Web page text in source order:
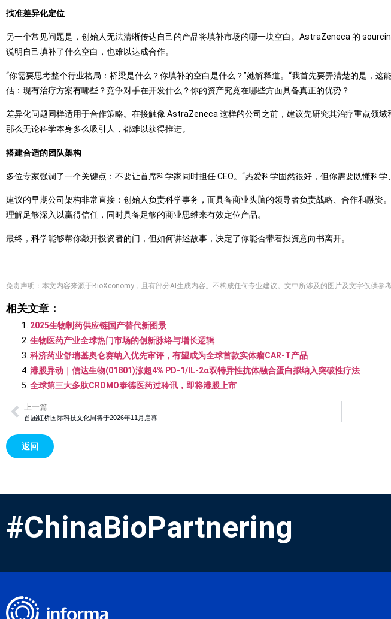
找准差异化定位
另一个常见问题是，创始人无法清晰传达自己的产品将填补市场的哪一块空白。AstraZeneca 的
说明自己填补了什么空白，也难以达成合作。
“你需要思考整个行业格局：桥梁是什么？你填补的空白是什么？”她解释道。“我首先要弄清楚的是，
估：现有治疗方案有哪些？竞争对手在开发什么？你的资产究竟在哪些方面具备真正的优势？
差异化问题同样适用于合作策略。在接触像 AstraZeneca 这样的公司之前，建议先研究其治疗重点领
那么无论科学本身多么吸引人，都难以获得推进。
搭建合适的团队架构
多位专家强调了一个关键点：不要让首席科学家同时担任 CEO。“热爱科学固然很好，但你需要既懂科
建议的早期公司架构非常直接：创始人负责科学事务，而具备商业头脑的领导者负责战略、合作和融
理解足够深入以赢得信任，同时具备足够的商业思维来有效定位产品。
最终，科学能够帮你敲开投资者的门，但如何讲述故事，决定了你能否带着投资意向书离开。
免责声明：本文内容来源于BioXconomy，且有部分AI生成内容。不构成任何专业建议。文中所涉及的图片及文字仅供参
相关文章：
2025生物制药供应链国产替代新图景
生物医药产业全球热门市场的创新脉络与增长逻辑
科济药业舒瑞基奥仑赛纳入优先审评，有望成为全球首款实体瘤CAR-T产品
港股异动｜信达生物(01801)涨超4% PD-1/IL-2α双特异性抗体融合蛋白拟纳入突破性疗法
全球第三大多肽CRDMO泰德医药过聆讯，即将港股上市
上一篇
首届虹桥国际科技文化周将于2026年11月启幕
返回
#ChinaBioPartnering